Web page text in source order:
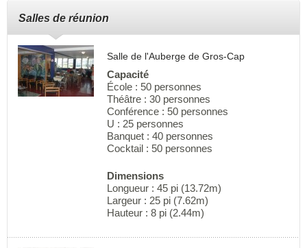
Salles de réunion
Salle de l'Auberge de Gros-Cap
Capacité
École : 50 personnes
Théâtre : 30 personnes
Conférence : 50 personnes
U : 25 personnes
Banquet : 40 personnes
Cocktail : 50 personnes
Dimensions
Longueur : 45 pi (13.72m)
Largeur : 25 pi (7.62m)
Hauteur : 8 pi (2.44m)